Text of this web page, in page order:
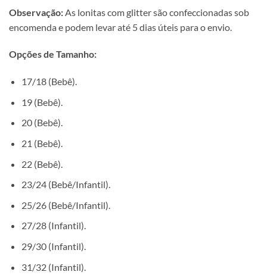
Observação: As lonitas com glitter são confeccionadas sob
encomenda e podem levar até 5 dias úteis para o envio.
Opções de Tamanho:
17/18 (Bebê).
19 (Bebê).
20 (Bebê).
21 (Bebê).
22 (Bebê).
23/24 (Bebê/Infantil).
25/26 (Bebê/Infantil).
27/28 (Infantil).
29/30 (Infantil).
31/32 (Infantil).